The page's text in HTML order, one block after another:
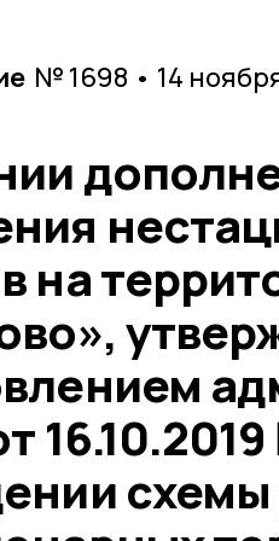
№ 1698 • 14
на